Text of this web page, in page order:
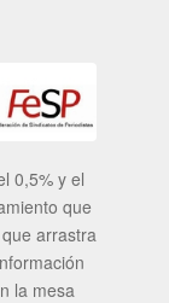
0,5% y el
que
arrastra
la mesa